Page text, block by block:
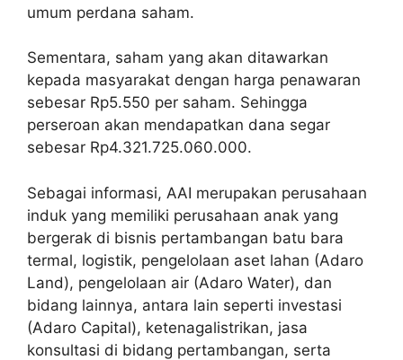
umum perdana saham.
Sementara, saham yang akan ditawarkan
kepada masyarakat dengan harga penawaran
sebesar Rp5.550 per saham. Sehingga
perseroan akan mendapatkan dana segar
sebesar Rp4.321.725.060.000.
Sebagai informasi, AAI merupakan perusahaan
induk yang memiliki perusahaan anak yang
bergerak di bisnis pertambangan batu bara
termal, logistik, pengelolaan aset lahan (Adaro
Land), pengelolaan air (Adaro Water), dan
bidang lainnya, antara lain seperti investasi
(Adaro Capital), ketenagalistrikan, jasa
konsultasi di bidang pertambangan, serta